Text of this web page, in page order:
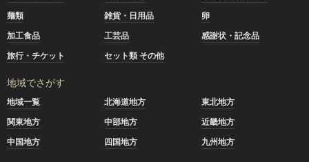
麺類
雑貨・日用品
卵
加工食品
工芸品
感謝状・記念品
旅行・チケット
セット類 その他
地域でさがす
地域一覧 北海道地方
東北地方
関東地方
中部地方
近畿地方
中国地方
四国地方 九州地方